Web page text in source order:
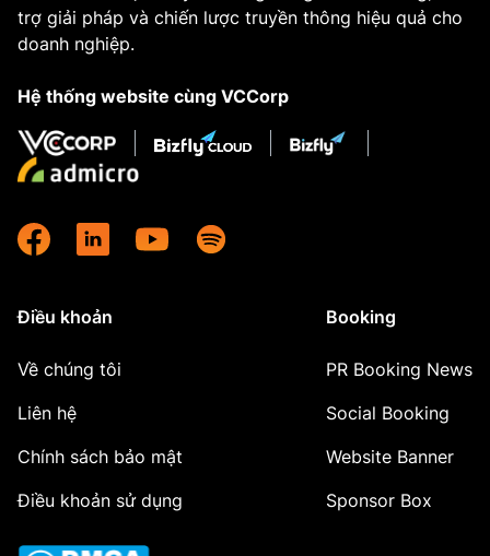
trợ giải pháp và chiến lược truyền thông hiệu quả cho
doanh nghiệp.
Hệ thống website cùng VCCorp
Điều khoản
Về chúng tôi
Liên hệ
Chính sách bảo mật
Điều khoản sử dụng
Booking
PR Booking News
Social Booking
Website Banner
Sponsor Box